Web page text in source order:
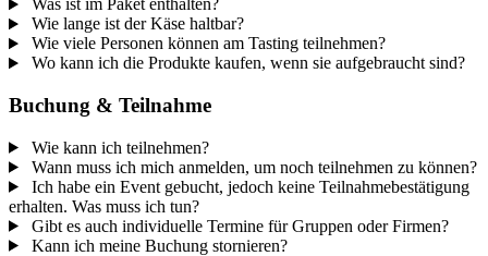
Was ist im Paket enthalten?
Wie lange ist der Käse haltbar?
Wie viele Personen können am Tasting teilnehmen?
Wo kann ich die Produkte kaufen, wenn sie aufgebraucht sind?
Buchung & Teilnahme
Wie kann ich teilnehmen?
Wann muss ich mich anmelden, um noch teilnehmen zu können?
Ich habe ein Event gebucht, jedoch keine Teilnahmebestätigung
erhalten. Was muss ich tun?
Gibt es auch individuelle Termine für Gruppen oder Firmen?
Kann ich meine Buchung stornieren?